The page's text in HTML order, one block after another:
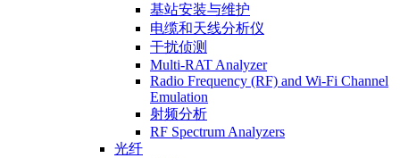
基站安装与维护
电缆和天线分析仪
干扰侦测
Multi-RAT Analyzer
Radio Frequency (RF) and Wi-Fi Channel
Emulation
射频分析
RF Spectrum Analyzers
光纤